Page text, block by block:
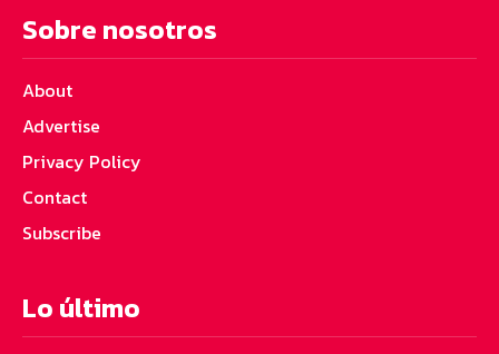
Sobre nosotros
About
Advertise
Privacy Policy
Contact
Subscribe
Lo último